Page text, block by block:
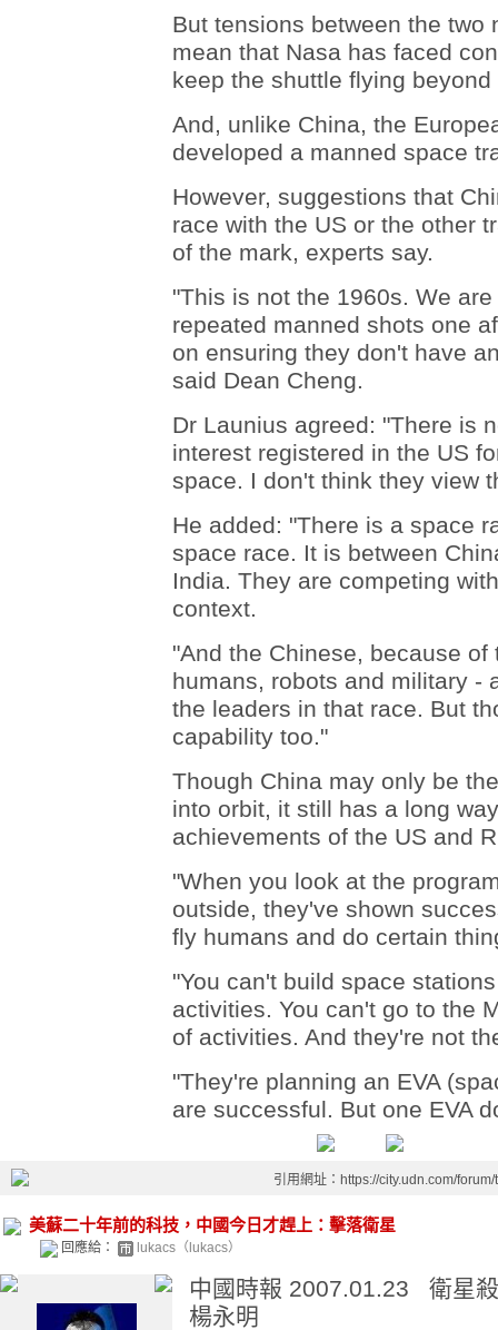
But tensions between the two
mean that Nasa has faced
keep the shuttle flying beyond
And, unlike China, the
developed a manned space
However, suggestions that
race with the US or the other
of the mark, experts say.
"This is not the 1960s. We
repeated manned shots one
on ensuring they don't have
said Dean Cheng.
Dr Launius agreed: "There is
interest registered in the US
space. I don't think they view
He added: "There is a space
space race. It is between
India. They are competing
context.
"And the Chinese, because
humans, robots and military -
the leaders in that race. But
capability too."
Though China may only be
into orbit, it still has a long
achievements of the US and
"When you look at the
outside, they've shown
fly humans and do certain
"You can't build space
activities. You can't go to the
of activities. And they're not
"They're planning an EVA
are successful. But one EVA
引用網址：https://city.udn.com/
美蘇二十年前的科技，中國今日才趕上：擊落衛星
回應給： lukacs（lukacs）
中國時報 2007.01.23 衛星
楊永明